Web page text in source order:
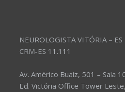
NEUROLOGISTA VITÓRIA – ES
CRM-ES 11.111
Av. Américo Buaiz, 501 – Sala
Ed. Victória Office Tower